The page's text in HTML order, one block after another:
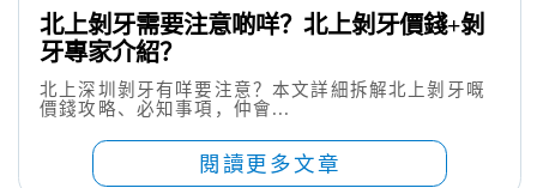
北上剝牙需要注意啲咩？北上剝牙價錢+剝
牙專家介紹？
北上深圳剝牙有咩要注意？本文詳細拆解北上剝牙嘅
價錢攻略、必知事項，仲會...
閱讀更多文章